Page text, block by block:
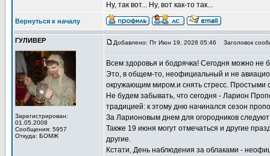
Ну, так вот... Ну, вот как-то так...
Вернуться к началу
ГУЛИВЕР
Зарегистрирован:
01.05.2008
Сообщения: 5957
Откуда: БОМЖ
Добавлено: Пт Июн 19, 2026 05:46 Заголовок
Всем здоровья и бодрячка! Сегодня можно не
Это, в общем-то, неофициальный и не
окружающим миром.и снять стресс. Простыми
Не будем забывать, что сегодня - Ларион
традицией: к этому дню начинался сезон
За Ларионовым днем для огородников
Также 19 июня могут отмечаться и другие
другие.
Кстати, День наблюдения за облаками -